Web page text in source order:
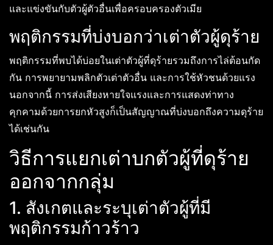
และแข่งขันกับตัวผู้ตัวอื่นเพื่อครอบครองตัวเมีย
พฤติกรรมที่บ่งบอกว่าเต่าตัวผู้ดุร้าย
พฤติกรรมที่พบได้บ่อยในเต่าตัวผู้ที่ดุร้ายรวมถึงการไล่ต้อนกัด
กัน การพยายามพลิกตัวเต่าตัวอื่น และการใช้หัวชนด้วยแรง
นอกจากนี้ การส่งเสียงหายใจแรงและการแสดงท่าทาง
คุกคามด้วยการยกหัวสูงก็เป็นสัญญาณที่บ่งบอกถึงความดุร้าย
ได้เช่นกัน
วิธีการแยกเต่าบกตัวผู้ที่ดุร้าย
ออกจากกลุ่ม
1. สังเกตและระบุเต่าตัวผู้ที่มี
พฤติกรรมก้าวร้าว